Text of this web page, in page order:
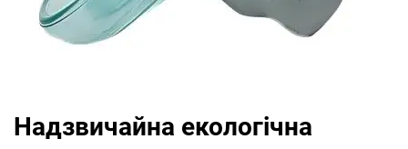
Надзвичайна екологічна